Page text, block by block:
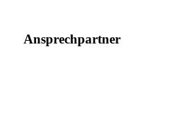
Ansprechpartner